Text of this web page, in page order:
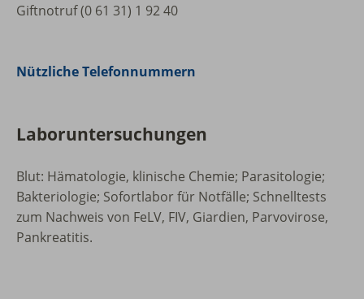
Giftnotruf (0 61 31) 1 92 40
Nützliche Telefonnummern
Laboruntersuchungen
Blut: Hämatologie, klinische Chemie; Parasitologie;
Bakteriologie; Sofortlabor für Notfälle; Schnelltests
zum Nachweis von FeLV, FIV, Giardien, Parvovirose,
Pankreatitis.